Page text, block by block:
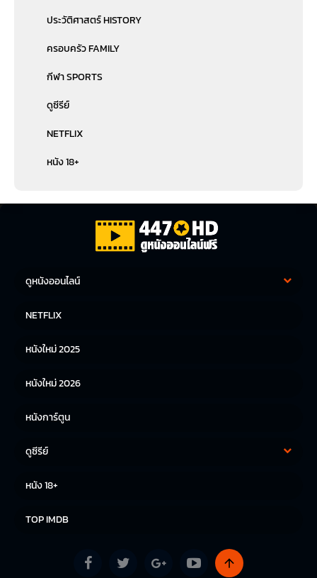
ประวัติศาสตร์ HISTORY
ครอบครัว FAMILY
กีฬา SPORTS
ดูซีรีย์
NETFLIX
หนัง 18+
ดูหนังออนไลน์
หนังญี่ปุ่น
NETFLIX
หนังใหม่ 2025
หนังใหม่ 2026
หนังการ์ตูน
ดูซีรีย์
หนัง 18+
TOP IMDB